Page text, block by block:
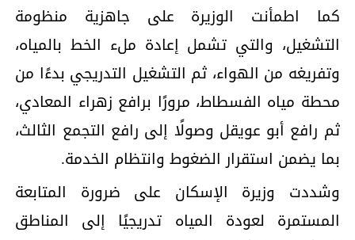
كما اطمأنت الوزيرة على جاهزية منظومة
التشغيل، والتي تشمل إعادة ملء الخط بالمياه،
وتفريغه من الهواء، ثم التشغيل التدريجي بدءًا من
محطة مياه الفسطاط، مرورًا برافع زهراء المعادي،
ثم رافع أبو عويقل وصولًا إلى رافع التجمع الثالث،
بما يضمن استقرار الضغوط وانتظام الخدمة.
وشددت وزيرة الإسكان على ضرورة المتابعة
المستمرة لعودة المياه تدريجيًا إلى المناطق